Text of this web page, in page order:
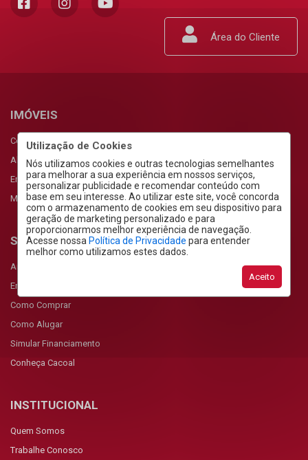
Utilização de Cookies
Nós utilizamos cookies e outras tecnologias semelhantes
para melhorar a sua experiência em nossos serviços,
personalizar publicidade e recomendar conteúdo com
base em seu interesse. Ao utilizar este site, você concorda
com o armazenamento de cookies em seu dispositivo para
geração de marketing personalizado e para
proporcionarmos melhor experiência de navegação.
Acesse nossa Política de Privacidade para entender
melhor como utilizamos estes dados.
Aceito
Área do Cliente
IMÓVEIS
Comprar
Alugar
Empreendimentos
Meus Favoritos
SERVIÇOS
Anunciar Imóvel
Encomendar Imóvel
Como Comprar
Como Alugar
Simular Financiamento
Conheça Cacoal
INSTITUCIONAL
Quem Somos
Trabalhe Conosco